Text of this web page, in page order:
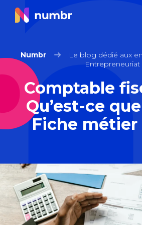
Numbr
Le blog dédié aux
Entrepreneuriat
Comptable
Qu’est-ce
Fiche métier